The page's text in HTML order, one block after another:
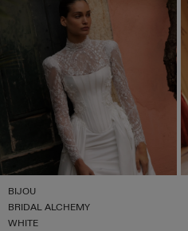
BIJOU
BRIDAL ALCHEMY
WHITE